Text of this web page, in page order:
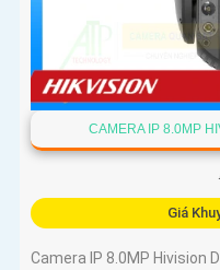
CAMERA IP 8.0MP
Giá
Camera IP 8.0MP Hivision